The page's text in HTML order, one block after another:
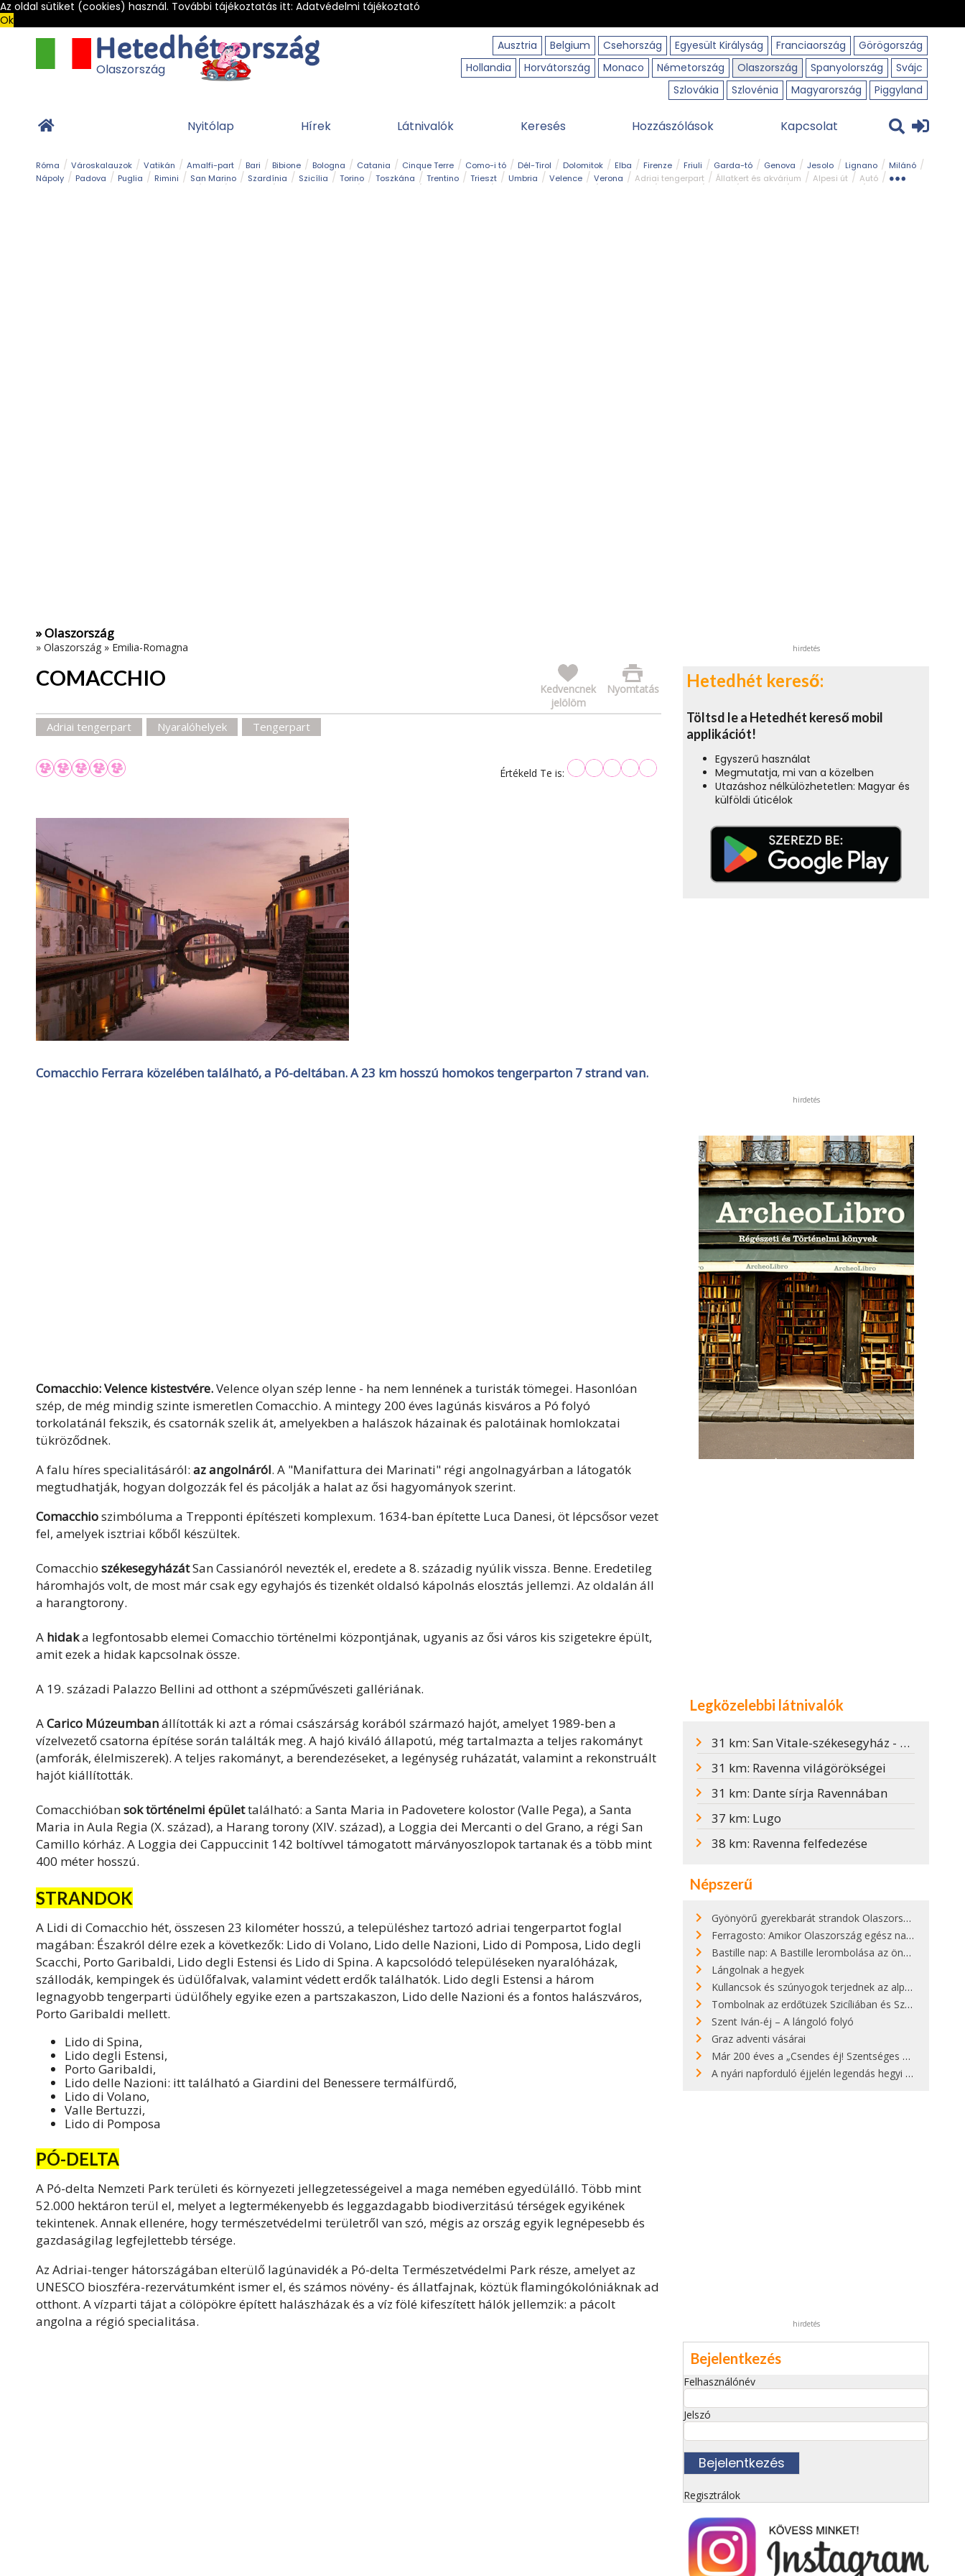
Az oldal sütiket (cookies) használ. További tájékoztatás itt: Adatvédelmi tájékoztató
Ok
Ausztria
Belgium Csehország Egyesült Királyság Franciaország
Görögország
Hollandia
Horvátország Monaco Németország Olaszország Spanyolország
Svájc
Szlovákia
Szlovénia Magyarország Piggyland
Olaszország
Nyitólap Hírek Látnivalók Keresés Hozzászólások Kapcsolat
Róma Városkalauzok Vatikán Amalfi-part Bari Bibione Bologna Catania Cinque Terre Como-i tó Dél-Tirol Dolomitok Elba Firenze Friuli Garda-tó Genova Jesolo Lignano
Milánó
Nápoly
Padova Puglia Rimini San Marino Szardínia Szicília Torino Toszkána Trentino Trieszt Umbria Velence Verona Adriai tengerpart Állatkert és akvárium Alpesi út
Autó
» Olaszország
» Olaszország » Emilia-Romagna
COMACCHIO Nyomtatás
Kedvencnek
jelölöm
Adriai tengerpart Nyaralóhelyek Tengerpart
Értékeld Te is:
Comacchio Ferrara közelében található, a Pó-deltában. A 23 km hosszú homokos tengerparton 7 strand van.
Comacchio: Velence kistestvére.Velence olyan szép lenne - ha nem lennének a turisták tömegei. Hasonlóan
szép, de még mindig szinte ismeretlen Comacchio. A mintegy 200 éves lagúnás kisváros a Pó folyó
torkolatánál fekszik, és csatornák szelik át, amelyekben a halászok házainak és palotáinak homlokzatai
tükröződnek.
A falu híres specialitásáról: az angolnáról. A "Manifattura dei Marinati" régi angolnagyárban a látogatók
megtudhatják, hogyan dolgozzák fel és pácolják a halat az ősi hagyományok szerint.
Comacchioszimbóluma a Trepponti építészeti komplexum. 1634-ban építette Luca Danesi, öt lépcsősor vezet
fel, amelyek isztriai kőből készültek.
Comacchio székesegyházátSan Cassianóról nevezték el, eredete a 8. századig nyúlik vissza. Benne. Eredetileg
háromhajós volt, de most már csak egy egyhajós és tizenkét oldalsó kápolnás elosztás jellemzi. Az oldalán áll
a harangtorony.
A hidaka legfontosabb elemei Comacchio történelmi központjának, ugyanis az ősi város kis szigetekre épült,
amit ezek a hidak kapcsolnak össze.
A 19. századi Palazzo Bellini ad otthont a szépművészeti gallériának.
ACarico Múzeumbanállították ki azt a római császárság korából származó hajót, amelyet 1989-ben a
vízelvezető csatorna építése során találták meg. A hajó kiváló állapotú, még tartalmazta a teljes rakományt
(amforák, élelmiszerek). A teljes rakományt, a berendezéseket, a legénység ruházatát, valamint a rekonstruált
hajót kiállították.
Comacchióbansok történelmi épülettalálható: a Santa Maria in Padovetere kolostor (Valle Pega), a Santa
Maria in Aula Regia (X. század), a Harang torony (XIV. század), a Loggia dei Mercanti o del Grano, a régi San
Camillo kórház. A Loggia dei Cappuccinit 142 boltívvel támogatott márványoszlopok tartanak és a több mint
400 méter hosszú.
STRANDOK
A Lidi di Comacchio hét, összesen 23 kilométer hosszú, a településhez tartozó adriai tengerpartot foglal
magában: Északról délre ezek a következők: Lido di Volano, Lido delle Nazioni, Lido di Pomposa, Lido degli
Scacchi, Porto Garibaldi, Lido degli Estensi és Lido di Spina. A kapcsolódó településeken nyaralóházak,
szállodák, kempingek és üdülőfalvak, valamint védett erdők találhatók. Lido degli Estensi a három
legnagyobb tengerparti üdülőhely egyike ezen a partszakaszon, Lido delle Nazioni és a fontos halászváros,
Porto Garibaldi mellett.
Lido di Spina,
Lido degli Estensi,
Porto Garibaldi,
Lido delle Nazioni: itt található a Giardini del Benessere termálfürdő,
Lido di Volano,
Valle Bertuzzi,
Lido di Pomposa
PÓ-DELTA
A Pó-delta Nemzeti Park területi és környezeti jellegzetességeivel a maga nemében egyedülálló. Több mint
52.000 hektáron terül el, melyet a legtermékenyebb és leggazdagabb biodiverzitású térségek egyikének
tekintenek. Annak ellenére, hogy természetvédelmi területről van szó, mégis az ország egyik legnépesebb és
gazdaságilag legfejlettebb térsége.
Az Adriai-tenger hátországában elterülő lagúnavidék a Pó-delta Természetvédelmi Park része, amelyet az
UNESCO bioszféra-rezervátumként ismer el, és számos növény- és állatfajnak, köztük flamingókolóniáknak ad
otthont. A vízparti tájat a cölöpökre épített halászházak és a víz fölé kifeszített hálók jellemzik: a pácolt
angolna a régió specialitása.
hirdetés
Hetedhét kereső:
Töltsd le a Hetedhét kereső mobil
applikációt!
Egyszerű használat
Megmutatja, mi van a közelben
Utazáshoz nélkülözhetetlen: Magyar és
külföldi úticélok
hirdetés
Legközelebbi látnivalók
31 km: San Vitale-székesegyház - Basilica di San Vitale
31 km: Ravenna világörökségei
31 km: Dante sírja Ravennában
37 km: Lugo
38 km: Ravenna felfedezése
Népszerű
Gyönyörű gyerekbarát strandok Olaszországban - megmutatjuk a 15 legjobbat
Ferragosto: Amikor Olaszország egész nap nyaral
Bastille nap: A Bastille lerombolása az önkényuralom végét jelentette
Lángolnak a hegyek
Kullancsok és szúnyogok terjednek az alpesi legelőkön
Tombolnak az erdőtüzek Szicíliában és Szardínián
Szent Iván-éj – A lángoló folyó
Graz adventi vásárai
Már 200 éves a „Csendes éj! Szentséges éj!”
A nyári napforduló éjjelén legendás hegyi tüzek világítják meg Zugspitzét
hirdetés
Bejelentkezés
Felhasználónév
Jelszó
Regisztrálok